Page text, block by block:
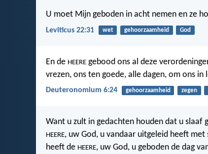
U moet Mijn geboden in acht nemen en ze
Leviticus 22:31 wet gehoorzaamheid God
En de HEERE gebood ons al deze
vrezen, ons ten goede, alle dagen, om ons
Deuteronomium 6:24 gehoorzaamheid zegen
Want u zult in gedachten houden dat u slaaf
HEERE, uw God, u vandaar uitgeleid heeft
heeft de HEERE, uw God, u geboden de dag